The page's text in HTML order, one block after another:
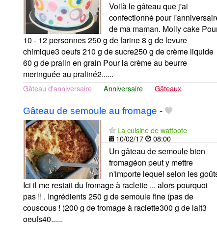
Voilà le gâteau que j'ai
confectionné pour
de ma maman. Molly cake
10 - 12 personnes 250 g de farine 8 g de levure
chimique3 oeufs 210 g de sucre250 g de crème liquide
60 g de pralin en grain Pour la crème au beurre
meringuée au praliné2......
Gâteau d'anniversaire Anniversaire Gâteaux
Gâteau de semoule au fromage -
La cuisine de wattoote
10/02/17
08:00
Un gâteau de semoule bien
fromagéon peut y mettre
n'importe lequel selon les
Ici il me restait du fromage à raclette ... alors pourquoi
pas !! . Ingrédients 250 g de semoule fine (pas de
couscous ! )200 g de fromage à raclette300 g de lait3
oeufs40......